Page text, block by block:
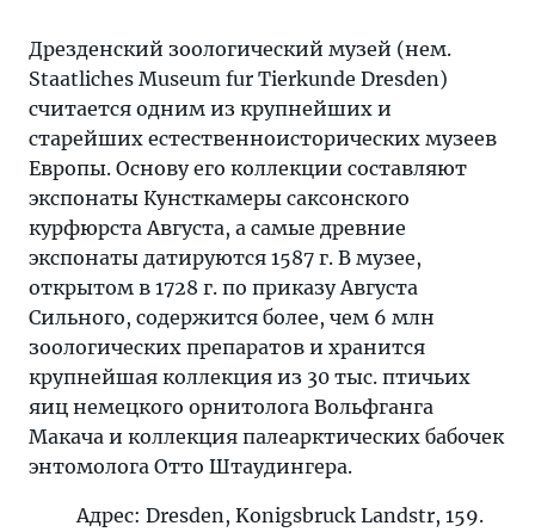
Дрезденский зоологический музей (нем.
Staatliches Museum fur Tierkunde Dresden)
считается одним из крупнейших и
старейших естественноисторических музеев
Европы. Основу его коллекции составляют
экспонаты Кунсткамеры саксонского
курфюрста Августа, а самые древние
экспонаты датируются 1587 г. В музее,
открытом в 1728 г. по приказу Августа
Сильного, содержится более, чем 6 млн
зоологических препаратов и хранится
крупнейшая коллекция из 30 тыс. птичьих
яиц немецкого орнитолога Вольфганга
Макача и коллекция палеарктических бабочек
энтомолога Отто Штаудингера.
Адрес: Dresden, Konigsbruck Landstr, 159.